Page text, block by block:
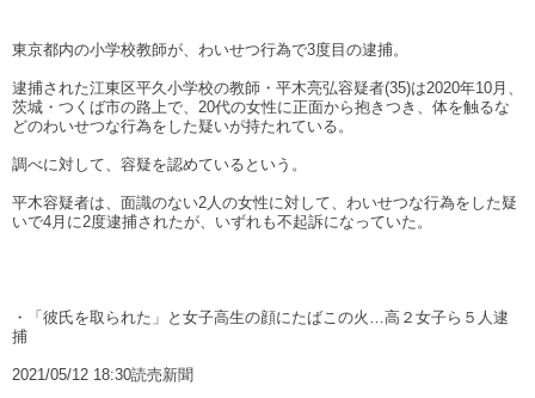
東京都内の小学校教師が、わいせつ行為で3度目の逮捕。
逮捕された江東区平久小学校の教師・平木亮弘容疑者(35)は2020年10月、
茨城・つくば市の路上で、20代の女性に正面から抱きつき、体を触るな
どのわいせつな行為をした疑いが持たれている。
調べに対して、容疑を認めているという。
平木容疑者は、面識のない2人の女性に対して、わいせつな行為をした疑
いで4月に2度逮捕されたが、いずれも不起訴になっていた。
・「彼氏を取られた」と女子高生の顔にたばこの火…高２女子ら５人逮
捕
2021/05/12 18:30読売新聞